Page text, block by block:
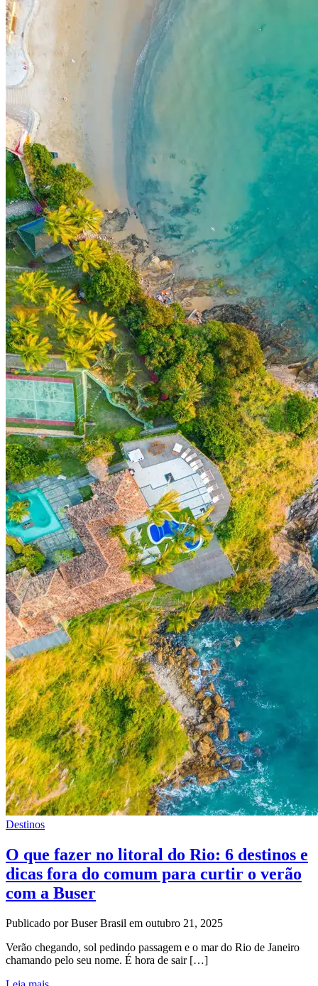
Destinos
O que fazer no litoral do Rio: 6 destinos e
dicas fora do comum para curtir o verão
com a Buser
Publicado por Buser Brasil em outubro 21, 2025
Verão chegando, sol pedindo passagem e o mar do Rio de Janeiro
chamando pelo seu nome. É hora de sair […]